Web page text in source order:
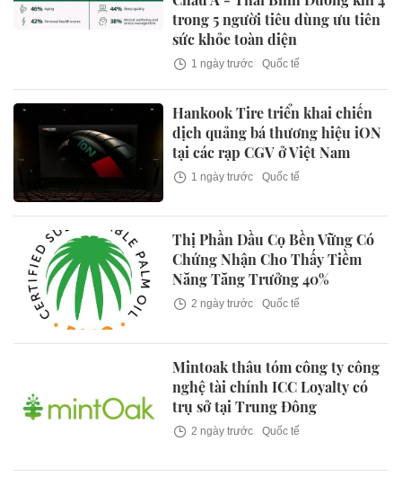
trong 5 người tiêu dùng ưu tiên
sức khỏe toàn diện
1 ngày trước Quốc tế
Hankook Tire triển khai chiến
dịch quảng bá thương hiệu iON
tại các rạp CGV ở Việt Nam
1 ngày trước Quốc tế
Thị Phần Dầu Cọ Bền Vững Có
Chứng Nhận Cho Thấy Tiềm
Năng Tăng Trưởng 40%
2 ngày trước Quốc tế
Mintoak thâu tóm công ty công
nghệ tài chính ICC Loyalty có
trụ sở tại Trung Đông
2 ngày trước Quốc tế